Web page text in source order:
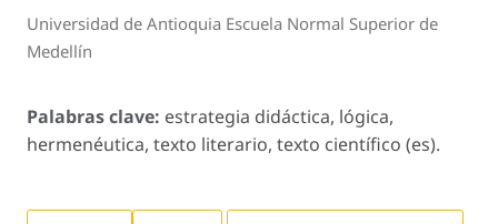
Universidad de Antioquia Escuela Normal Superior de
Medellín
Palabras clave: estrategia didáctica, lógica,
hermenéutica, texto literario, texto científico (es).